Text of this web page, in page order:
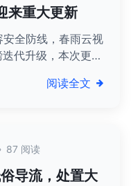
来重大更新
全防线，春雨云视
代升级，本次更新
拦截逻辑的全方位重
阅读全文
87 阅读
导流，处置大